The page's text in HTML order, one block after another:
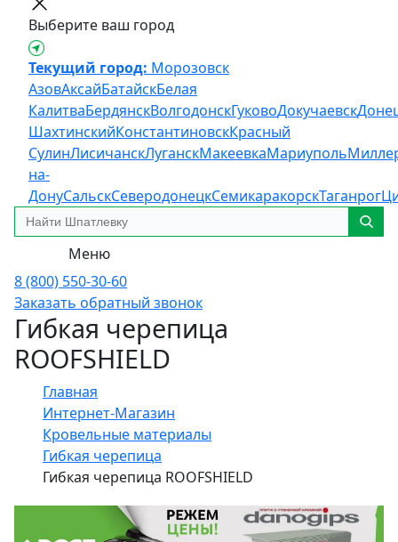
Выберите ваш город
Текущий город: Морозовск
АзовАксайБатайскБелая
КалитваБердянскВолгодонскГуковоДокучаевск
ШахтинскийКонстантиновскКрасный
СулинЛисичанскЛуганскМакеевкаМариуполь
на-
ДонуСальскСеверодонецкСемикаракорскТаганрог
Меню
8 (800) 550-30-60
Заказать обратный звонок
Гибкая черепица
ROOFSHIELD
Главная
Интернет-Магазин
Кровельные материалы
Гибкая черепица
Гибкая черепица ROOFSHIELD